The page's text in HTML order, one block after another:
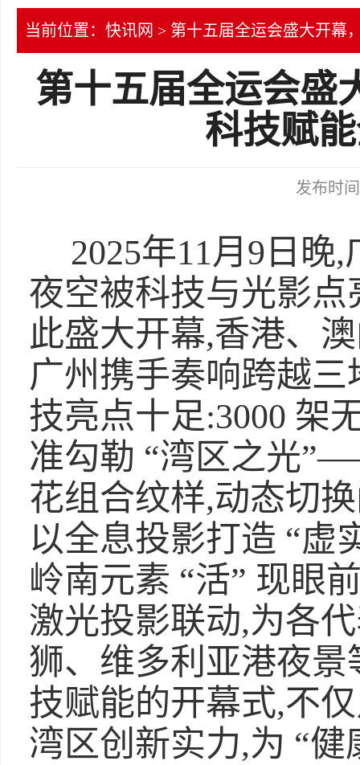
当前位置： 快讯网 > 第十五届全运会盛大开幕
第十五届全运会盛
科技赋
发布时
2025年11月9日晚
夜空被科技与光影
此盛大开幕,香港、
广州携手奏响跨越
技亮点十足:3000 架
准勾勒 “湾区之光
花组合纹样,动态切
以全息投影打造 “虚
岭南元素 “活” 现眼
激光投影联动,为各
狮、维多利亚港夜
技赋能的开幕式,不
湾区创新实力,为 “